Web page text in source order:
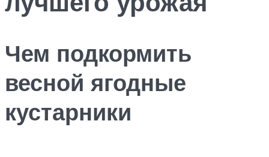
Чем подкормить
весной ягодные
кустарники